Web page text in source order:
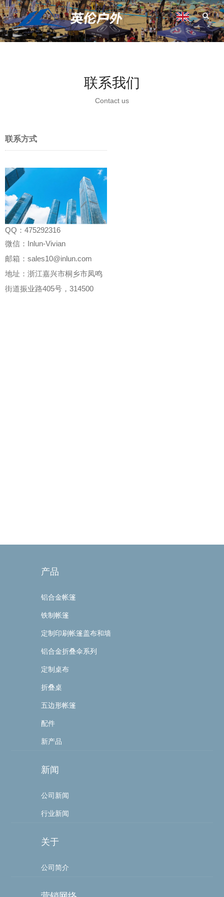
联系我们
Contact us
联系方式
QQ：475292316
微信：Inlun-Vivian
邮箱：sales10@inlun.com
地址：浙江嘉兴市桐乡市凤鸣
街道振业路405号，314500
产品
铝合金帐篷
铁制帐篷
定制印刷帐篷盖布和墙
铝合金折叠伞系列
定制桌布
折叠桌
五边形帐篷
配件
新产品
新闻
公司新闻
行业新闻
关于
公司简介